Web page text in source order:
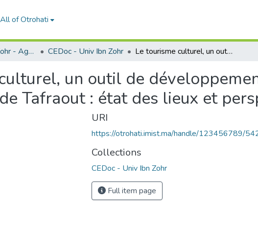
All of Otrohati
Université Ibnou Zohr - Agadir CEDoc - Univ Ibn Zohr Le tourisme culturel, un outil de développement économique et social de la région de Tafraout : état des lieux et perspectives
un outil de
Tafraout : état des lieux et
URI
https://otrohati.imist.ma/handle/123456789/
Collections
CEDoc - Univ Ibn Zohr
Full item page